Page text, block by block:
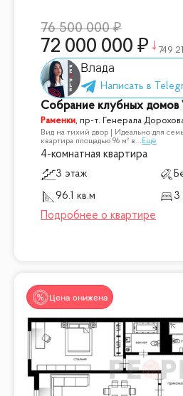
76 500 000
72 000 000 749
Влада
Собрание клубных домов
Раменки,пр-т. Генерала
Вид на тихий двор | Идеально для
квартира площадью 96 м² в... Ещё
4-комнатная квартира
3 этаж
96.1 кв.м
3
Цена снижена